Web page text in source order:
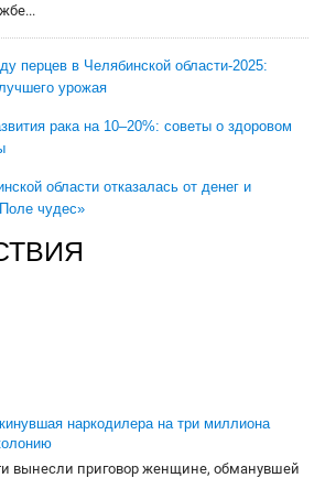
перцев в Челябинской области-2025:
урожая
рака на 10–20%: советы о здоровом
области отказалась от денег и
чудес»
наркодилера на три миллиона
вынесли приговор женщине, обманувшей